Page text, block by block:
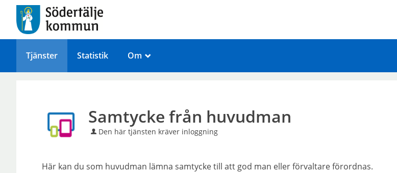
Tjänster Statistik Om _
Samtycke från huvudman
Den här tjänsten kräver inloggning
Här kan du som huvudman lämna samtycke till att god man eller förvaltare förordnas.